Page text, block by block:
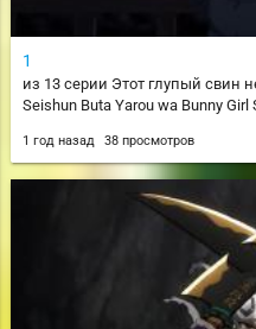
1
из 13 серии Этот глупый свин
Seishun Buta Yarou wa Bunny
1 год назад 38 просмотров